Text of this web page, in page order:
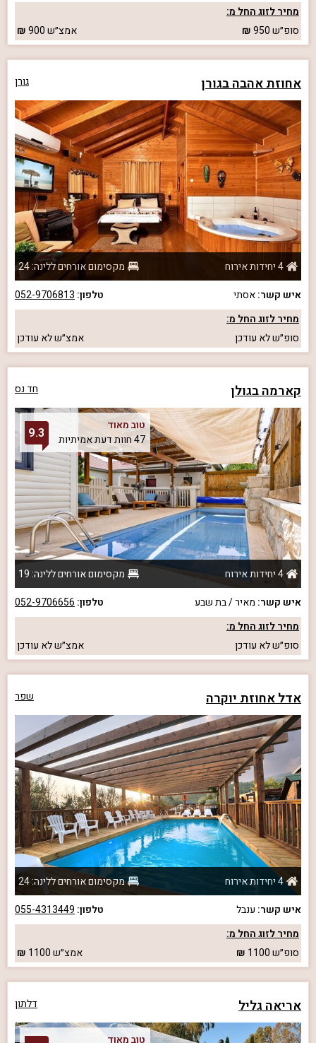
מחיר לזוג החל מ:
סופ״ש950 אמצ״ש900
אחוזת אהבה בגורן גורן
4 יחידות אירוח
מקסימום אורחים ללינה: 24
איש קשר:אסתי טלפון: 052-9706813
מחיר לזוג החל מ:
סופ״שלא עודכן אמצ״שלא עודכן
קארמה בגולן חד נס
טוב מאוד
47 חוות דעת אמיתיות
9.3
4 יחידות אירוח
מקסימום אורחים ללינה: 19
איש קשר: מאיר / בת שבע טלפון: 052-9706656
מחיר לזוג החל מ:
סופ״שלא עודכן אמצ״שלא עודכן
אדל אחוזת יוקרה שפר
4 יחידות אירוח
מקסימום אורחים ללינה: 24
איש קשר: ענבל טלפון: 055-4313449
מחיר לזוג החל מ:
סופ״ש1100 אמצ״ש1100
אריאה גליל דלתון
טוב מאוד